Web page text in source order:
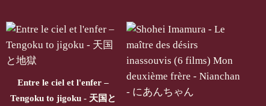
Entre le ciel et l'enfer –
Tengoku to jigoku - 天国と